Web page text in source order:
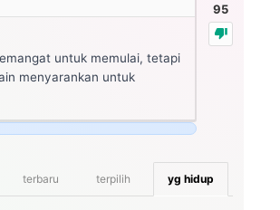
95
untuk memulai, tetapi
menyarankan untuk
yg hidup
terpilih
terbaru